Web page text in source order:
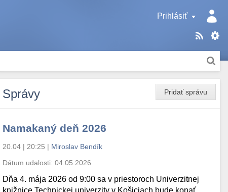
Prihlásiť
Pridať správu
Správy
Namakaný deň 2026
20.04 | 20:25 | Miroslav Bendík
Dátum udalosti:04.05.2026
Dňa 4. mája 2026 od 9:00 sa v priestoroch Univerzitnej
knižnice Technickej univerzity v Košiciach bude konať